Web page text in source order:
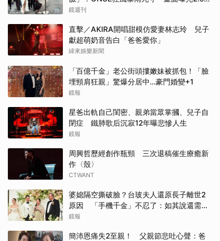
人笑翻
鏡週刊
直擊／AKIRA開唱甜模仿愛妻林志玲 兒子
獻超萌奶音告白「爸爸愛你」
緯來娛樂新聞
「百億千金」老公街頭摟嫩妹被抓包！「臉
埋頸肩狂親」驚爆分居中...豪門婚變+1
鏡報
星爸出軌自己閨密、親弟當眾掌摑、兒子自
閉症 鐵肺歌后沉寂12年曝悲慘人生
鏡報
周興哲歷經創作瓶頸 三次退稿催生療癒新
作〈殼〉
CTWANT
婆媳隔空撕破臉？台玻夫人還原長子離世2
原因 「手機千金」不忍了：如其說還需要
離開嗎？
鏡報
簡沛恩痛失2至親！ 父親節悲吐心聲：爸